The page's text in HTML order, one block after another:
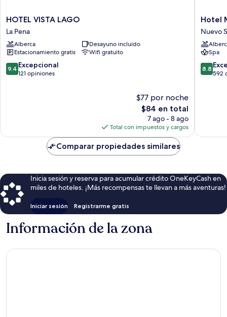
HOTEL
VISTA
LAGO
La
Pena
HOTEL VISTA LAGO
La Pena
Alberca
Desayuno incluido
Estacionamiento gratis
Wifi gratuito
9.4
de
9.4 Excepcional
121 opiniones
$77 por noche
El
precio
actual
es
de
$84
$84 en total
7 ago - 8 ago
Total con impuestos y cargos
Hotel
Panama
Nuevo
Hotel
Nuevo
Spa
8.8
de
8.8
592
Comparar propiedades similares
Inicia sesión y reserva para acumular crédito OneKeyCash en
miles de hoteles. ¡Más recompensas te llevan a más aventuras!
Iniciar sesión Registrarme gratis
Información de la zona